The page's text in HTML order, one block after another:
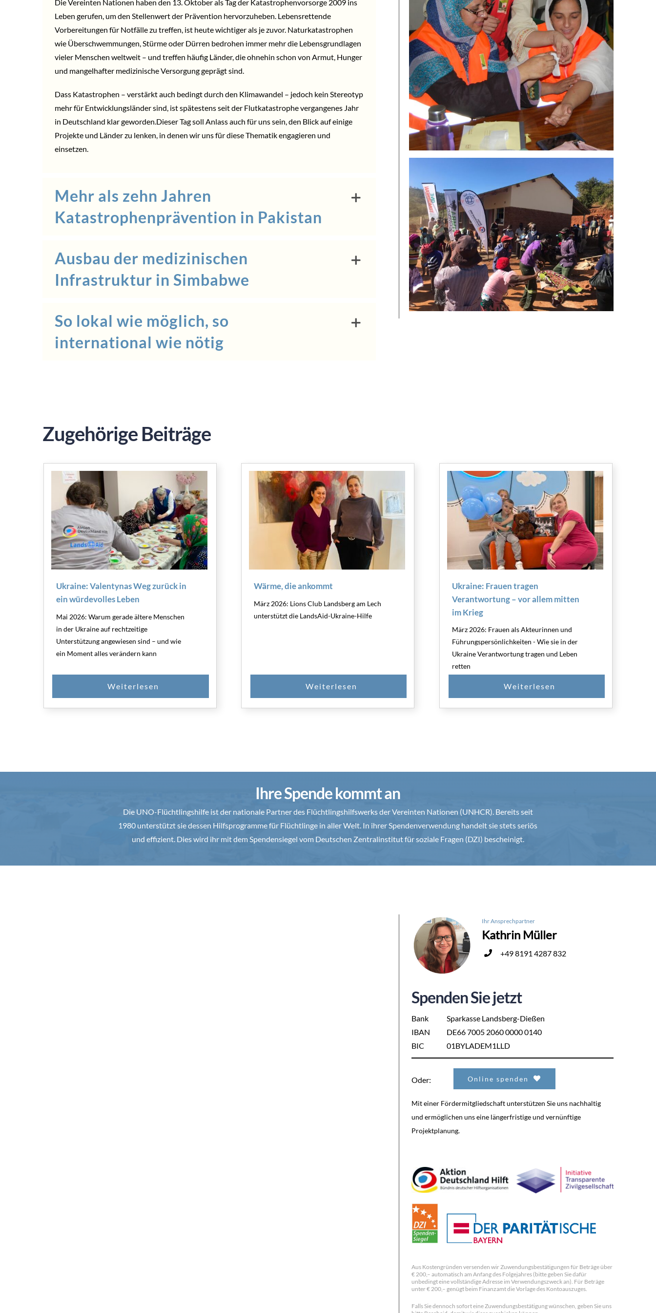
Die Vereinten Nationen haben den 13. Oktober als Tag der Katastrophenvorsorge 2009 ins
Leben gerufen, um den Stellenwert der Prävention hervorzuheben. Lebensrettende
Vorbereitungen für Notfälle zu treffen, ist heute wichtiger als je zuvor. Naturkatastrophen
wie Überschwemmungen, Stürme oder Dürren bedrohen immer mehr die Lebensgrundlagen
vieler Menschen weltweit – und treffen häufig Länder, die ohnehin schon von Armut, Hunger
und mangelhafter medizinische Versorgung geprägt sind.
Dass Katastrophen – verstärkt auch bedingt durch den Klimawandel – jedoch kein Stereotyp
mehr für Entwicklungsländer sind, ist spätestens seit der Flutkatastrophe vergangenes Jahr
in Deutschland klar geworden.Dieser Tag soll Anlass auch für uns sein, den Blick auf einige
Projekte und Länder zu lenken, in denen wir uns für diese Thematik engagieren und
einsetzen.
Mehr als zehn Jahren
Katastrophenprävention in Pakistan
Ausbau der medizinischen
Infrastruktur in Simbabwe
So lokal wie möglich, so
international wie nötig
Zugehörige Beiträge
Ukraine: Valentynas Weg zurück in
ein würdevolles Leben
Mai 2026: Warum gerade ältere Menschen
in der Ukraine auf rechtzeitige
Unterstützung angewiesen sind – und wie
ein Moment alles verändern kann
Wärme, die ankommt
März 2026: Lions Club Landsberg am Lech
unterstützt die LandsAid-Ukraine-Hilfe
Ukraine: Frauen tragen
Verantwortung – vor allem mitten
im Krieg
März 2026: Frauen als Akteurinnen und
Führungspersönlichkeiten - Wie sie in der
Ukraine Verantwortung tragen und Leben
retten
Ihre Spende kommt an
Die UNO-Flüchtlingshilfe ist der nationale Partner des Flüchtlingshilfswerks der Vereinten Nationen (UNHCR). Bereits seit
1980 unterstützt sie dessen Hilfsprogramme für Flüchtlinge in aller Welt. In ihrer Spendenverwendung handelt sie stets seriös
und effizient. Dies wird ihr mit dem Spendensiegel vom Deutschen Zentralinstitut für soziale Fragen (DZI) bescheinigt.
Ihr Ansprechpartner
Kathrin Müller
+49 8191 4287 832
Spenden Sie jetzt
Bank
IBAN
BIC
Sparkasse Landsberg-Dießen
DE66 7005 2060 0000 0140
01BYLADEM1LLD
Oder: Online spenden
Mit einer Fördermitgliedschaft unterstützen Sie uns nachhaltig
und ermöglichen uns eine längerfristige und vernünftige
Projektplanung.
Aus Kostengründen versenden wir Zuwendungsbestätigungen für Beträge über
€ 200,– automatisch am Anfang des Folgejahres (bitte geben Sie dafür
unbedingt eine vollständige Adresse im Verwendungszweck an). Für Beträge
unter € 200,– genügt beim Finanzamt die Vorlage des Kontoauszuges.
Falls Sie dennoch sofort eine Zuwendungsbestätigung wünschen, geben Sie uns